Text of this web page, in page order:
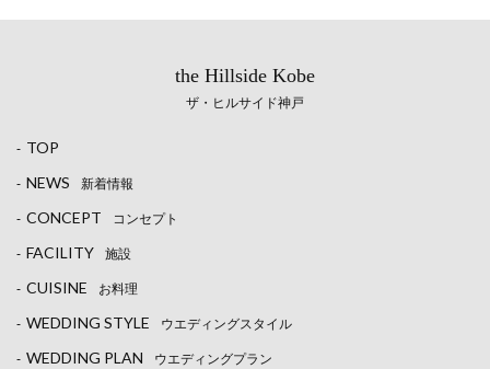
the Hillside Kobe
ザ・ヒルサイド神戸
- TOP
- NEWS 新着情報
- CONCEPT コンセプト
- FACILITY 施設
- CUISINE お料理
- WEDDING STYLE ウエディングスタイル
- WEDDING PLAN ウエディングプラン